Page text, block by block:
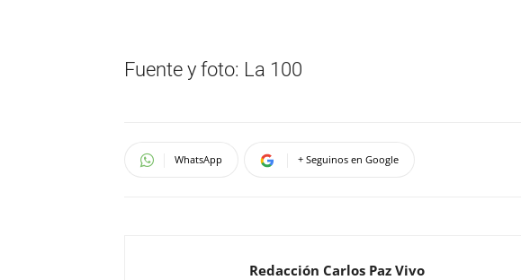
Fuente y foto: La 100
WhatsApp + Seguinos en Google
Redacción Carlos Paz Vivo